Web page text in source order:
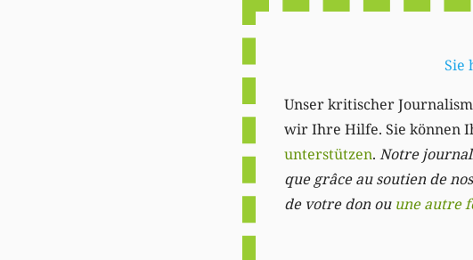
Sie
Unser kritischer
wir Ihre Hilfe. Sie können
unterstützen. Notre
que grâce au soutien de
de votre don ou une autre